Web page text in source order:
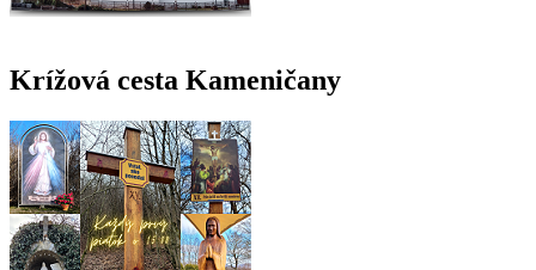
Krížová cesta Kameničany